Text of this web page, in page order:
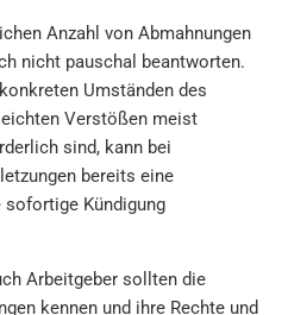
Anzahl von Abmahnungen
nicht pauschal beantworten.
Umständen des
Verstößen meist
sind, kann bei
bereits eine
sofortige Kündigung
Arbeitgeber sollten die
kennen und ihre Rechte und